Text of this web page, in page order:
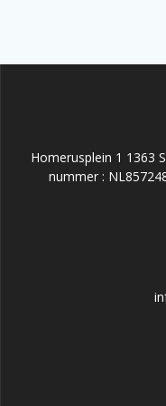
Homerusplein 1 1363
nummer :